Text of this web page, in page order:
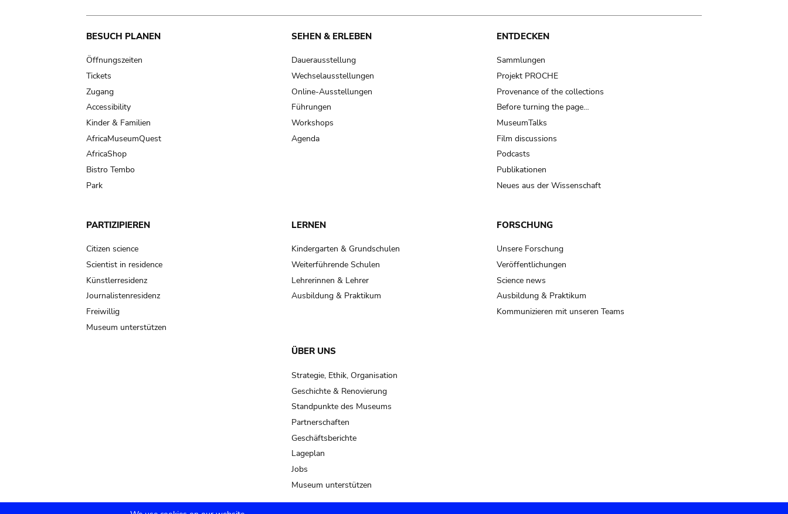
Main
navigation
BESUCH PLANEN
Öffnungszeiten
Tickets
Zugang
Accessibility
Kinder & Familien
AfricaMuseumQuest
AfricaShop
Bistro Tembo
Park
SEHEN & ERLEBEN
Dauerausstellung
Wechselausstellungen
Online-Ausstellungen
Führungen
Workshops
Agenda
ENTDECKEN
Sammlungen
Projekt PROCHE
Provenance of the collections
Before turning the page…
MuseumTalks
Film discussions
Podcasts
Publikationen
Neues aus der Wissenschaft
PARTIZIPIEREN
Citizen science
Scientist in residence
Künstlerresidenz
Journalistenresidenz
Freiwillig
Museum unterstützen
LERNEN
Kindergarten & Grundschulen
Weiterführende Schulen
Lehrerinnen & Lehrer
Ausbildung & Praktikum
FORSCHUNG
Unsere Forschung
Veröffentlichungen
Science news
Ausbildung & Praktikum
Kommunizieren mit unseren Teams
ÜBER UNS
Strategie, Ethik, Organisation
Geschichte & Renovierung
Standpunkte des Museums
Partnerschaften
Geschäftsberichte
Lageplan
Jobs
Museum unterstützen